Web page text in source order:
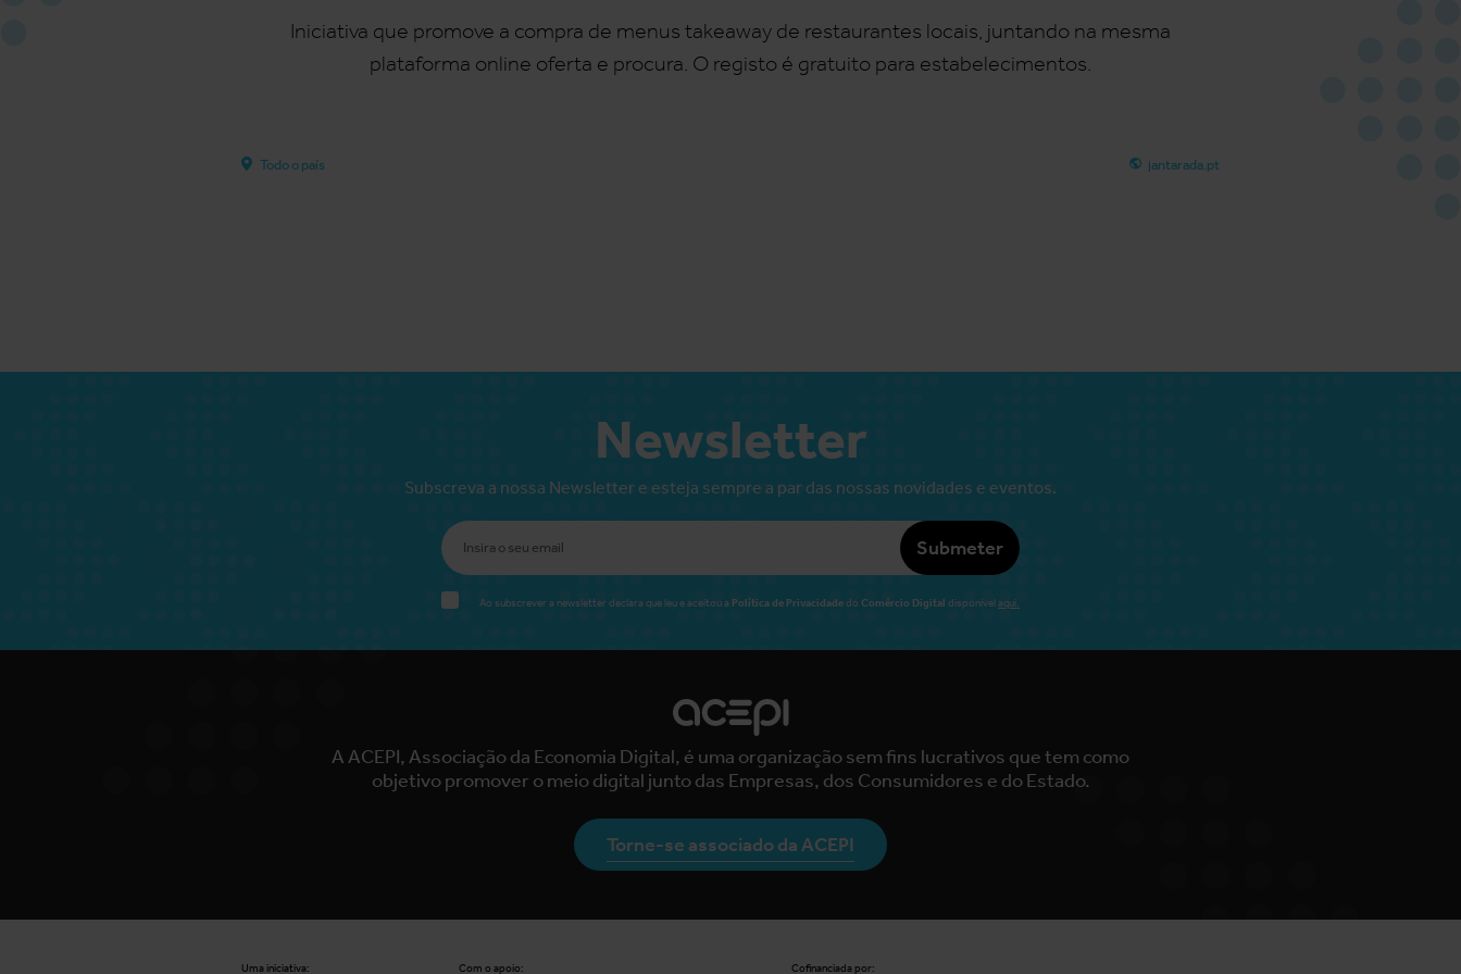
Iniciativa que promove a compra de menus takeaway de restaurantes locais, juntando na mesma
plataforma online oferta e procura. O registo é gratuito para estabelecimentos.
Todo o país jantarada.pt
Newsletter
Subscreva a nossa Newsletter e esteja sempre a par das nossas novidades e eventos.
Submeter
Ao subscrever a newsletter declara que leu e aceitou a Política de Privacidadedo Comércio Digital disponívelaqui.
A ACEPI, Associação da Economia Digital, é uma organização sem fins lucrativos que tem como
objetivo promover o meio digital junto das Empresas, dos Consumidores e do Estado.
Torne-se associado da ACEPI
Uma iniciativa: Com o apoio: Cofinanciada por: